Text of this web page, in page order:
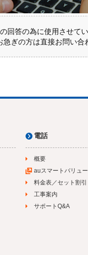
答の為に使用させてい
ぎの方は直接お問い合
電話
概要
auスマートバリュー
料金表／セット割引
工事案内
サポートQ&A